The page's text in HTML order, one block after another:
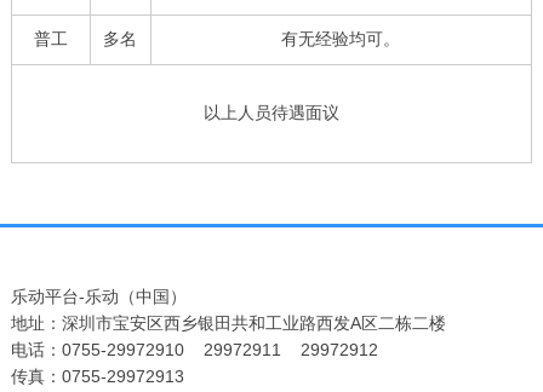
普工 多名 有无经验均可。
以上人员待遇面议
乐动平台-乐动（中国）
地址：深圳市宝安区西乡银田共和工业路西发A区二栋二楼
电话：0755-29972910 29972911 29972912
传真：0755-29972913